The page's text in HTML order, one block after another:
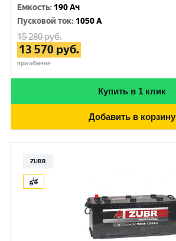
Емкость: 190 Ач
Пусковой ток: 1050 A
15 280руб.
13 570 руб.
при обмене
Купить в 1 клик
Добавить в корзину
ZUBR